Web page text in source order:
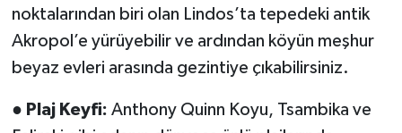
noktalarından biri olan Lindos’ta tepedeki antik
Akropol’e yürüyebilir ve ardından köyün meşhur
beyaz evleri arasında gezintiye çıkabilirsiniz.
● Plaj Keyfi: Anthony Quinn Koyu, Tsambika ve